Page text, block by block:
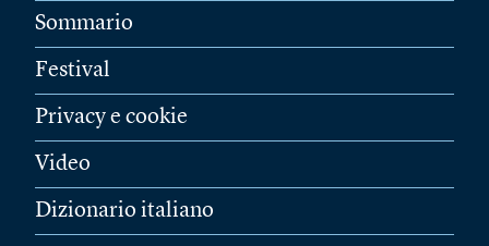
Sommario
Festival
Privacy e cookie
Video
Dizionario italiano